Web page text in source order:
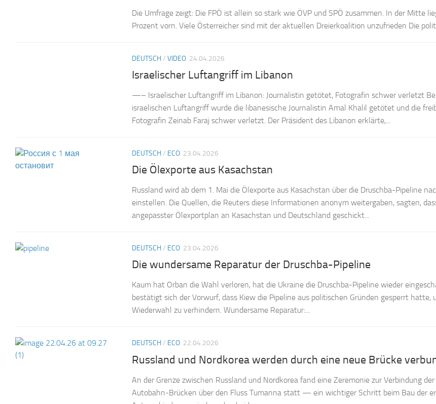
Die Umfrage zeigt: Die FPÖ ist allein so stark wie ÖVP und SPÖ zusammen. In der Mitte
Prozent vorn. Viele Österreicher sind mit der aktuellen Dreierkoalition unzufrieden Die
DEUTSCH/ VIDEO 24.04.2026
Israelischer Luftangriff im Libanon
—– Israelischer Luftangriff im Libanon: Journalistin getötet, Fotografin schwer verletzt
israelischen Luftangriff wurde die libanesische Journalistin Amal Khalil getötet und die
Fotografin Zeinab Faraj schwer verletzt. Der Präsident des Libanon erklärte,...
DEUTSCH/ ECO 23.04.2026
Die Ölexporte aus Kasachstan
Russland wird ab dem 1. Mai die Ölexporte aus Kasachstan über die Druschba-Pipeline
einstellen. Die Quellen, die Reuters diese Informationen anonym weitergaben, sagten,
angepasster Ölexportplan an Kasachstan und Deutschland geschickt...
DEUTSCH/ ECO 23.04.2026
Die wundersame Reparatur der Druschba-Pipeline
Kaum hat Orban die Wahl verloren, hat die Ukraine die Druschba-Pipeline wieder
bestätigt sich der Vorwurf, dass Kiew die Pipeline aus politischen Gründen gesperrt hatte,
Wiederwahl zu verhindern. Wundersame Reparatur:...
DEUTSCH/ ECO 22.04.2026
Russland und Nordkorea werden durch eine neue Brücke
An der Grenze zwischen Russland und Nordkorea fand eine Zeremonie zur Verbindung
Autobahn-Brücken über den Fluss Tumanna statt — ein wichtiger Schritt beim Bau der